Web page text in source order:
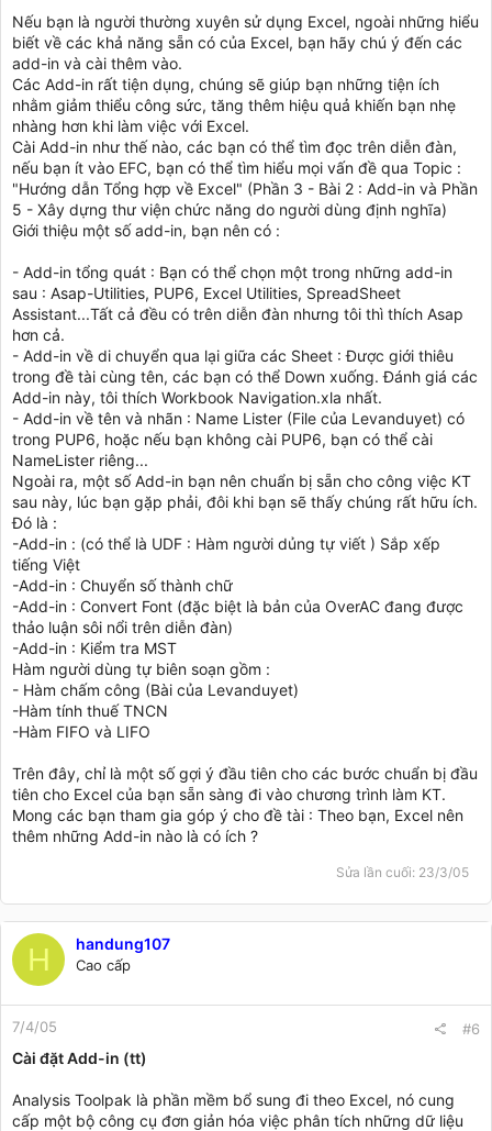
Nếu bạn là người thường xuyên sử dụng Excel, ngoài những hiểu
biết về các khả năng sẵn có của Excel, bạn hãy chú ý đến các
add-in và cài thêm vào.
Các Add-in rất tiện dụng, chúng sẽ giúp bạn những tiện ích
nhằm giảm thiểu công sức, tăng thêm hiệu quả khiến bạn nhẹ
nhàng hơn khi làm việc với Excel.
Cài Add-in như thế nào, các bạn có thể tìm đọc trên diễn đàn,
nếu bạn ít vào EFC, bạn có thể tìm hiểu mọi vấn đề qua Topic :
"Hướng dẫn Tổng hợp về Excel" (Phần 3 - Bài 2 : Add-in và Phần
5 - Xây dựng thư viện chức năng do người dùng định nghĩa)
Giới thiệu một số add-in, bạn nên có :
- Add-in tổng quát : Bạn có thể chọn một trong những add-in
sau : Asap-Utilities, PUP6, Excel Utilities, SpreadSheet
Assistant...Tất cả đều có trên diễn đàn nhưng tôi thì thích Asap
hơn cả.
- Add-in về di chuyển qua lại giữa các Sheet : Được giới thiêu
trong đề tài cùng tên, các bạn có thể Down xuống. Đánh giá các
Add-in này, tôi thích Workbook Navigation.xla nhất.
- Add-in về tên và nhãn : Name Lister (File của Levanduyet) có
trong PUP6, hoặc nếu bạn không cài PUP6, bạn có thể cài
NameLister riêng...
Ngoài ra, một số Add-in bạn nên chuẩn bị sẵn cho công việc KT
sau này, lúc bạn gặp phải, đôi khi bạn sẽ thấy chúng rất hữu ích.
Đó là :
-Add-in : (có thể là UDF : Hàm người dủng tự viết ) Sắp xếp
tiếng Việt
-Add-in : Chuyển số thành chữ
-Add-in : Convert Font (đặc biệt là bản của OverAC đang được
thảo luận sôi nổi trên diễn đàn)
-Add-in : Kiểm tra MST
Hàm người dùng tự biên soạn gồm :
- Hàm chấm công (Bài của Levanduyet)
-Hàm tính thuế TNCN
-Hàm FIFO và LIFO
Trên đây, chỉ là một số gợi ý đầu tiên cho các bước chuẩn bị đầu
tiên cho Excel của bạn sẵn sàng đi vào chương trình làm KT.
Mong các bạn tham gia góp ý cho đề tài : Theo bạn, Excel nên
thêm những Add-in nào là có ích ?
Sửa lần cuối: 23/3/05
H handung107
Cao cấp
7/4/05 #6
Cài đặt Add-in (tt)
Analysis Toolpak là phần mềm bổ sung đi theo Excel, nó cung
cấp một bộ công cụ đơn giản hóa việc phân tích những dữ liệu